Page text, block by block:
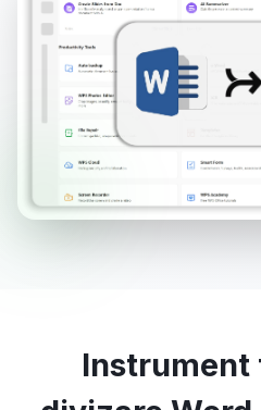
Instrument